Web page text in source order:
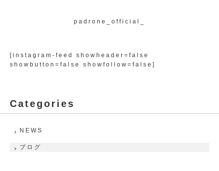
padrone_official_
[instagram-feed showheader=false
showbutton=false showfollow=false]
Categories
NEWS
ブログ